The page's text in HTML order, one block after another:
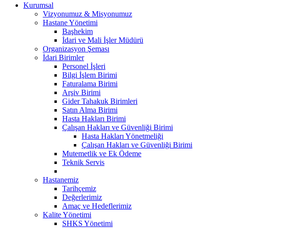
Kurumsal
Vizyonumuz & Misyonumuz
Hastane Yönetimi
Başhekim
İdari ve Mali İşler Müdürü
Organizasyon Şeması
İdari Birimler
Personel İşleri
Bilgi İşlem Birimi
Faturalama Birimi
Arşiv Birimi
Gider Tahakuk Birimleri
Satın Alma Birimi
Hasta Hakları Birimi
Çalışan Hakları ve Güvenliği Birimi
Hasta Hakları Yönetmeliği
Çalışan Hakları ve Güvenliği Birimi
Mutemetlik ve Ek Ödeme
Teknik Servis
Hastanemiz
Tarihçemiz
Değerlerimiz
Amaç ve Hedeflerimiz
Kalite Yönetimi
SHKS Yönetimi